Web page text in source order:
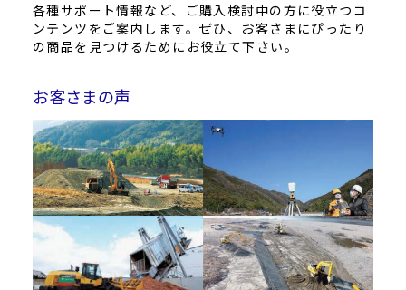
各種サポート情報など、ご購入検討中の方に役立つコ
ンテンツをご案内します。ぜひ、お客さまにぴったり
の商品を見つけるためにお役立て下さい。
お客さまの声